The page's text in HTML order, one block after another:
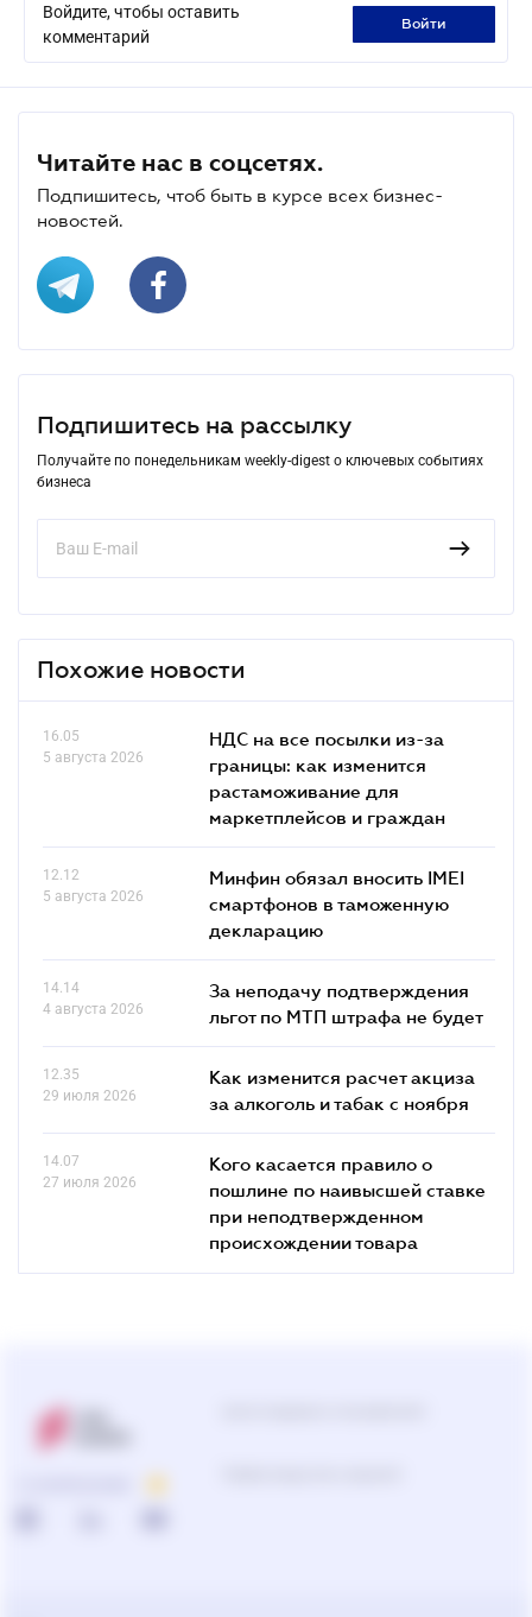
Войдите, чтобы оставить
комментарий
войти
Читайте нас в соцсетях.
Подпишитесь, чтоб быть в курсе всех бизнес-
новостей.
Подпишитесь на рассылку
Получайте по понедельникам weekly-digest о ключевых событиях
бизнеса
Похожие новости
16.05
5 августа 2026
НДС на все посылки из-за
границы: как изменится
растаможивание для
маркетплейсов и граждан
12.12
5 августа 2026
Минфин обязал вносить IMEI
смартфонов в таможенную
декларацию
14.14
4 августа 2026
За неподачу подтверждения
льгот по МТП штрафа не будет
12.35
29 июля 2026
Как изменится расчет акциза
за алкоголь и табак с ноября
14.07
27 июля 2026
Кого касается правило о
пошлине по наивысшей ставке
при неподтвержденном
происхождении товара